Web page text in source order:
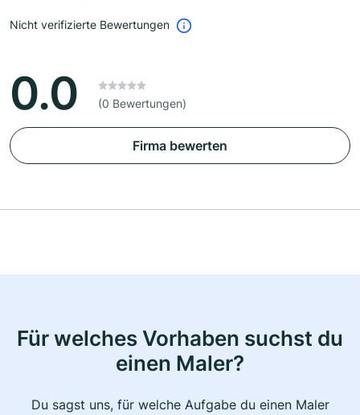
Nicht verifizierte Bewertungen
0.0 (0 Bewertungen)
Firma bewerten
Für welches Vorhaben suchst du
einen Maler?
Du sagst uns, für welche Aufgabe du einen Maler